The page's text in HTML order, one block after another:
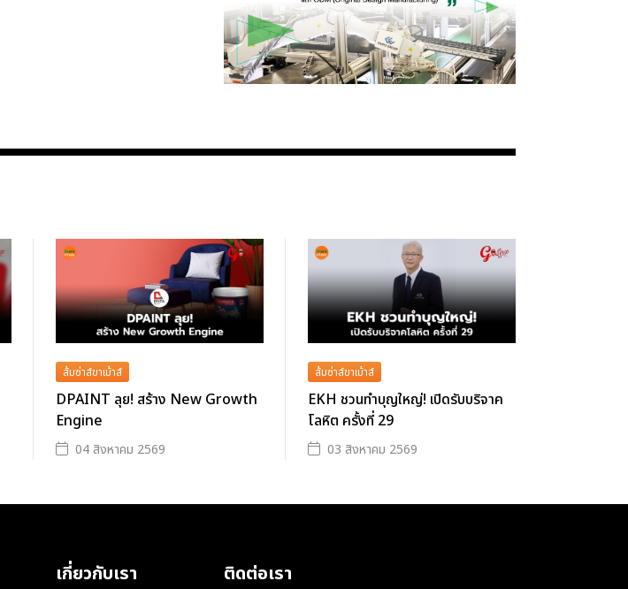
ส้มซ่าส์ขาเม้าส์
DPAINT ลุย! สร้าง New Growth
Engine
04 สิงหาคม 2569
ส้มซ่าส์ขาเม้าส์
EKH ชวนทำบุญใหญ่! เปิดรับบริจาค
โลหิต ครั้งที่ 29
03 สิงหาคม 2569
เกี่ยวกับเรา ติดต่อเรา